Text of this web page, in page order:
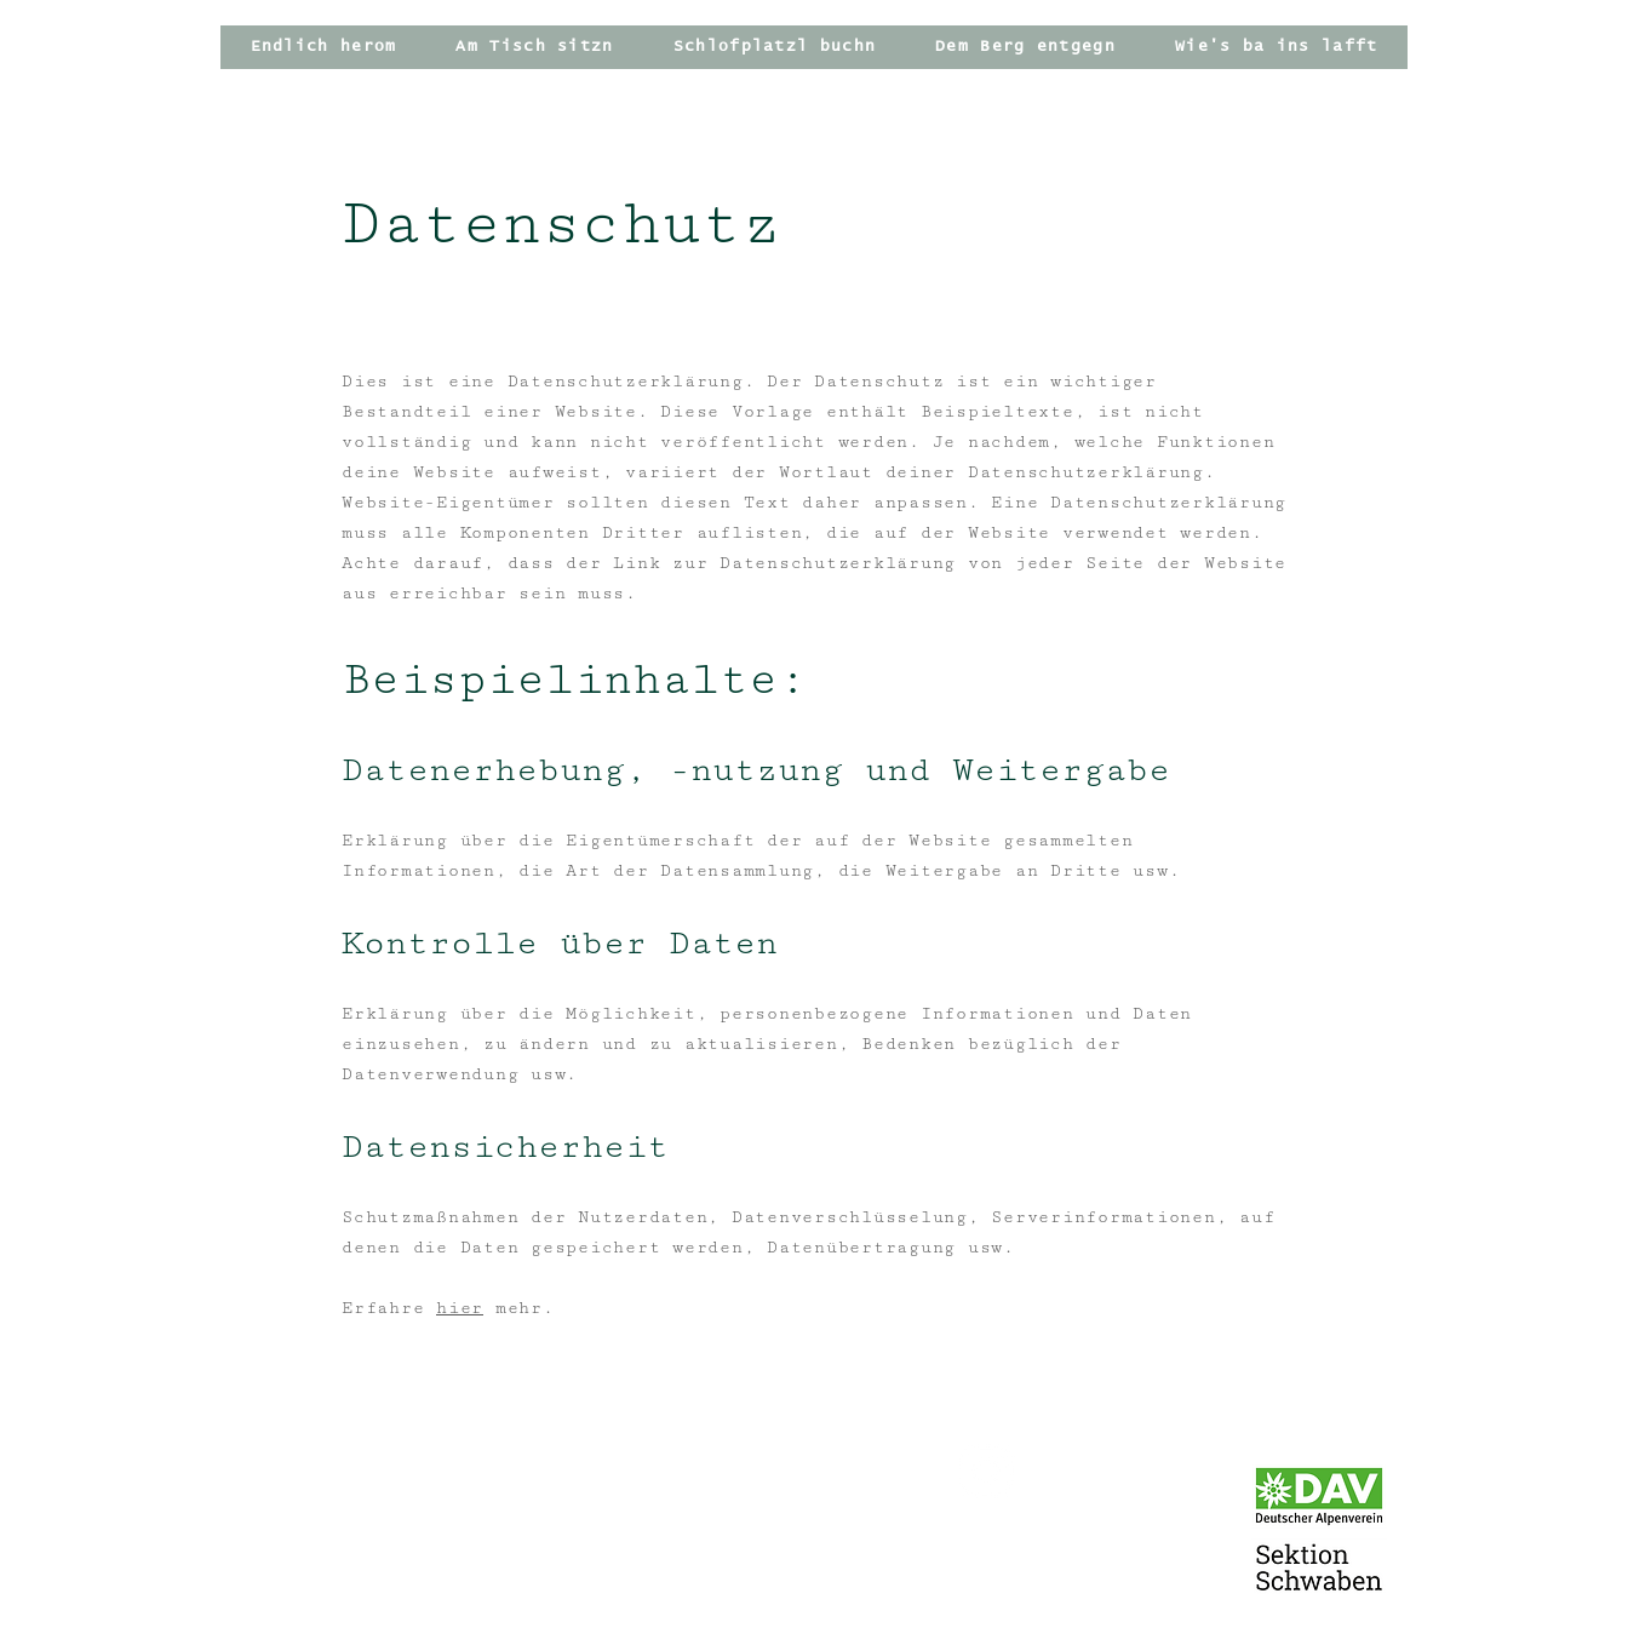
Endlich herom Am Tisch sitzn Schlofplatzl buchn Dem Berg entgegn Wie's ba ins lafft
Datenschutz
Dies ist eine Datenschutzerklärung. Der Datenschutz ist ein wichtiger
Bestandteil einer Website. Diese Vorlage enthält Beispieltexte, ist nicht
vollständig und kann nicht veröffentlicht werden. Je nachdem, welche Funktionen
deine Website aufweist, variiert der Wortlaut deiner Datenschutzerklärung.
Website-Eigentümer sollten diesen Text daher anpassen. Eine Datenschutzerklärung
muss alle Komponenten Dritter auflisten, die auf der Website verwendet werden.
Achte darauf, dass der Link zur Datenschutzerklärung von jeder Seite der Website
aus erreichbar sein muss.
Beispielinhalte:
Datenerhebung, -nutzung und Weitergabe
Erklärung über die Eigentümerschaft der auf der Website gesammelten
Informationen, die Art der Datensammlung, die Weitergabe an Dritte usw.
Kontrolle über Daten
Erklärung über die Möglichkeit, personenbezogene Informationen und Daten
einzusehen, zu ändern und zu aktualisieren, Bedenken bezüglich der
Datenverwendung usw.
Datensicherheit
Schutzmaßnahmen der Nutzerdaten, Datenverschlüsselung, Serverinformationen, auf
denen die Daten gespeichert werden, Datenübertragung usw.
Erfahre hier mehr.